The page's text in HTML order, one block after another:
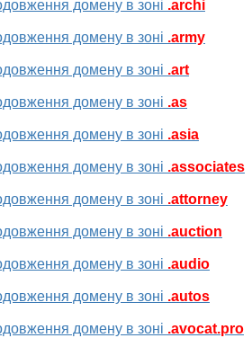
домену в зоні .archi
домену в зоні .army
домену в зоні .art
домену в зоні .as
домену в зоні .asia
домену в зоні .associates
домену в зоні .attorney
домену в зоні .auction
домену в зоні .audio
домену в зоні .autos
домену в зоні .avocat.pro